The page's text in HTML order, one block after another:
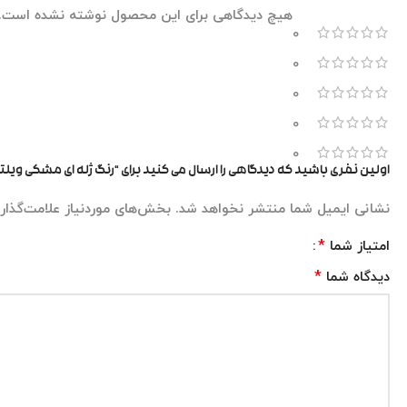
0
0
0
0
0
هیچ دیدگاهی برای این محصول نوشته نشده است.
اولین نفری باشید که دیدگاهی را ارسال می کنید برای “رنگ ژله ای مشکی
نشانی ایمیل شما منتشر نخواهد شد. بخش‌های موردنیاز
امتیاز شما *
دیدگاه شما *